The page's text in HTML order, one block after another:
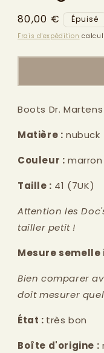
Prix
habituel
80,00 € Épuisé
Frais d'expédition
Boots Dr.
Matière : nubuck
Couleur :
Taille : 41 (7UK)
Attention les
tailler petit !
Mesure
Bien comparer
doit mesurer
État : très bon
Boîte d'origine :